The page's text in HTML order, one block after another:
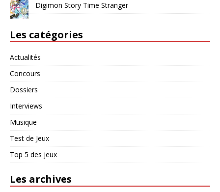
Digimon Story Time Stranger
Les catégories
Actualités
Concours
Dossiers
Interviews
Musique
Test de Jeux
Top 5 des jeux
Les archives